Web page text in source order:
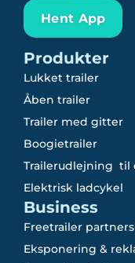
Hent App
Produkter
Lukket trailer
Åben trailer
Trailer med gitter
Boogietrailer
Trailerudlejning til
Elektrisk ladcykel
Business
Freetrailer
Eksponering &